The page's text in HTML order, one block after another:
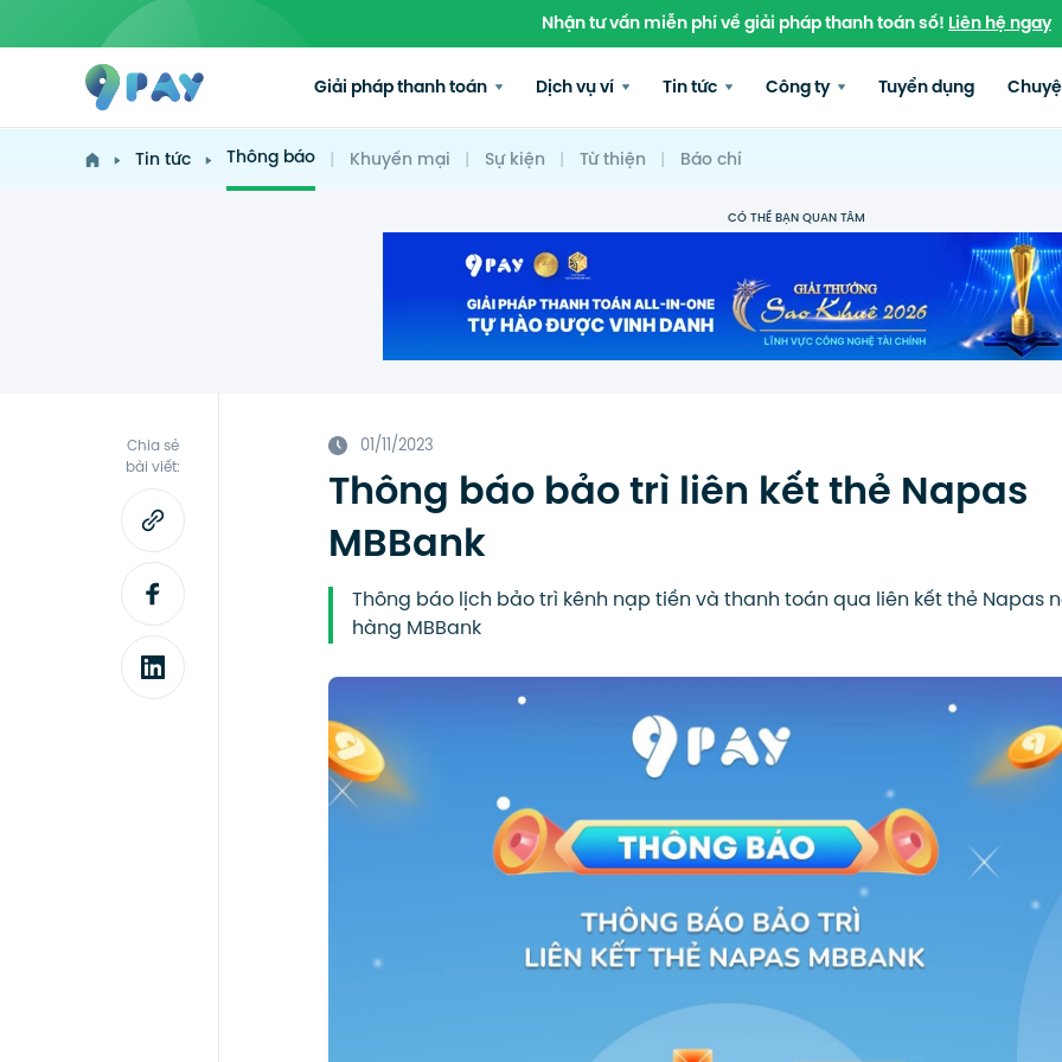
Nhận tư vấn miễn phí về giải pháp thanh toán số!Liên hệ ngay
Giải pháp thanh toán Dịch vụ ví Tin tức Công ty Tuyển dụng
Tin tức Thông báo | Khuyến mại | Sự kiện | Từ thiện | Báo chí
CÓ THỂ BẠN QUAN TÂM
Chia sẻ
bài viết:
01/11/2023
Thông báo bảo trì liên kết thẻ Napas
MBBank
Thông báo lịch bảo trì kênh nạp tiền và thanh toán qua liên kết thẻ Napas
hàng MBBank